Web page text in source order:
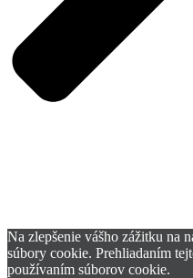
Na zlepšenie vášho zážitku na
súbory cookie. Prehliadaním
používaním súborov cookie.